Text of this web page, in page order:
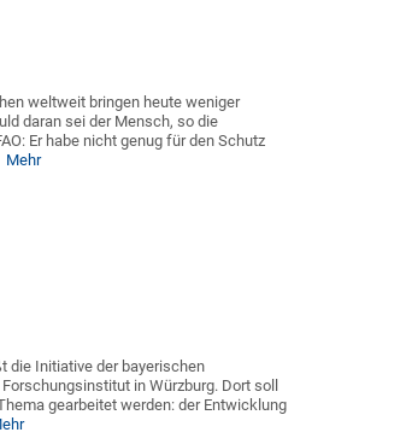
weltweit bringen heute weniger
daran sei der Mensch, so die
Er habe nicht genug für den Schutz
Mehr
die Initiative der bayerischen
in Würzburg. Dort soll
gearbeitet werden: der Entwicklung